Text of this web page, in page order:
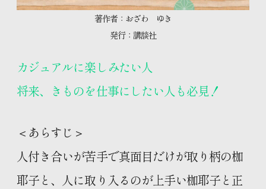
著作者：おざわ ゆき
発行：講談社
カジュアルに楽しみたい人
将来、きものを仕事にしたい人も必見！
＜あらすじ＞
人付き合いが苦手で真面目だけが取り柄の枷
耶子と、人に取り入るのが上手い枷耶子と正